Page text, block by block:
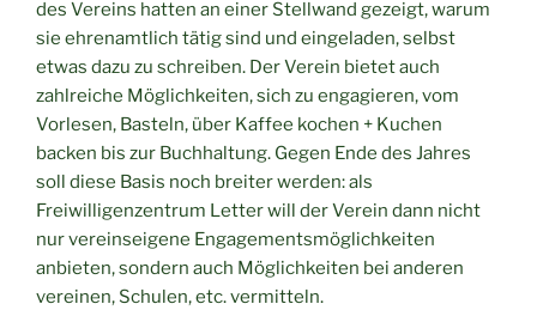
des Vereins hatten an einer Stellwand gezeigt, warum
sie ehrenamtlich tätig sind und eingeladen, selbst
etwas dazu zu schreiben. Der Verein bietet auch
zahlreiche Möglichkeiten, sich zu engagieren, vom
Vorlesen, Basteln, über Kaffee kochen + Kuchen
backen bis zur Buchhaltung. Gegen Ende des Jahres
soll diese Basis noch breiter werden: als
Freiwilligenzentrum Letter will der Verein dann nicht
nur vereinseigene Engagementsmöglichkeiten
anbieten, sondern auch Möglichkeiten bei anderen
vereinen, Schulen, etc. vermitteln.